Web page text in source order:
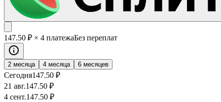
147.50 ₽ × 4 платежаБез переплат
2 месяца 4 месяца 6 месяцев
Сегодня147.50 ₽
21 авг.147.50 ₽
4 сент.147.50 ₽